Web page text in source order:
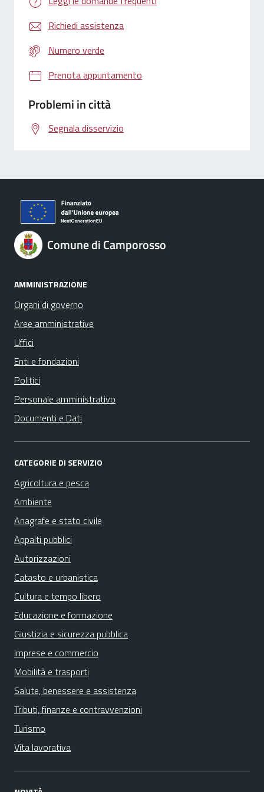
Richiedi assistenza
Numero verde
Prenota appuntamento
Problemi in città
Segnala disservizio
Comune di Camporosso
AMMINISTRAZIONE
Organi di governo
Aree amministrative
Uffici
Enti e fondazioni
Politici
Personale amministrativo
Documenti e Dati
CATEGORIE DI SERVIZIO
Agricoltura e pesca
Ambiente
Anagrafe e stato civile
Appalti pubblici
Autorizzazioni
Catasto e urbanistica
Cultura e tempo libero
Educazione e formazione
Giustizia e sicurezza pubblica
Imprese e commercio
Mobilità e trasporti
Salute, benessere e assistenza
Tributi, finanze e contravvenzioni
Turismo
Vita lavorativa